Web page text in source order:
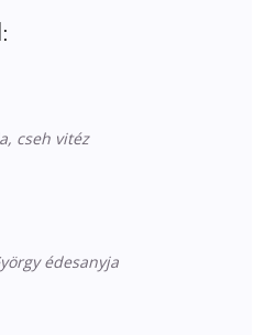
cseh vitéz
édesanyja